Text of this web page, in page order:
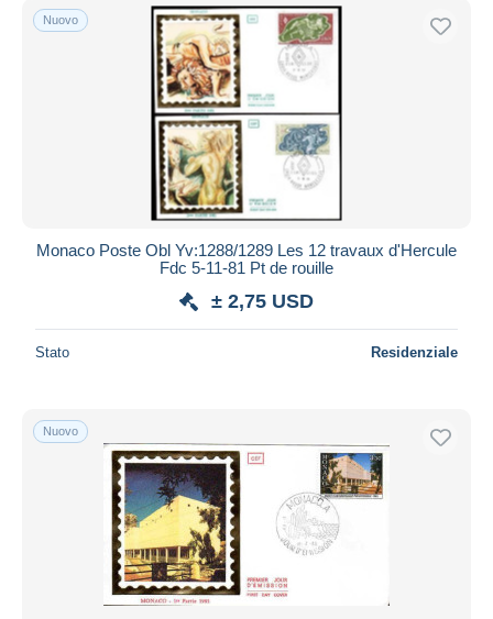
Nuovo
Monaco Poste Obl Yv:1288/1289 Les 12 travaux d'Hercule
Fdc 5-11-81 Pt de rouille
± 2,75 USD
Stato Residenziale
Nuovo